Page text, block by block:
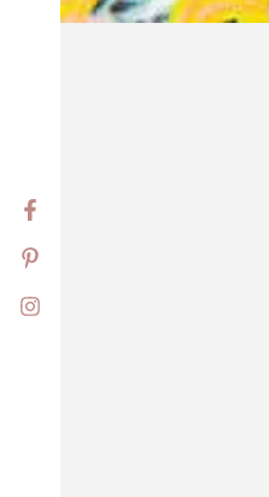
Facebook
Pinterest
Instagram